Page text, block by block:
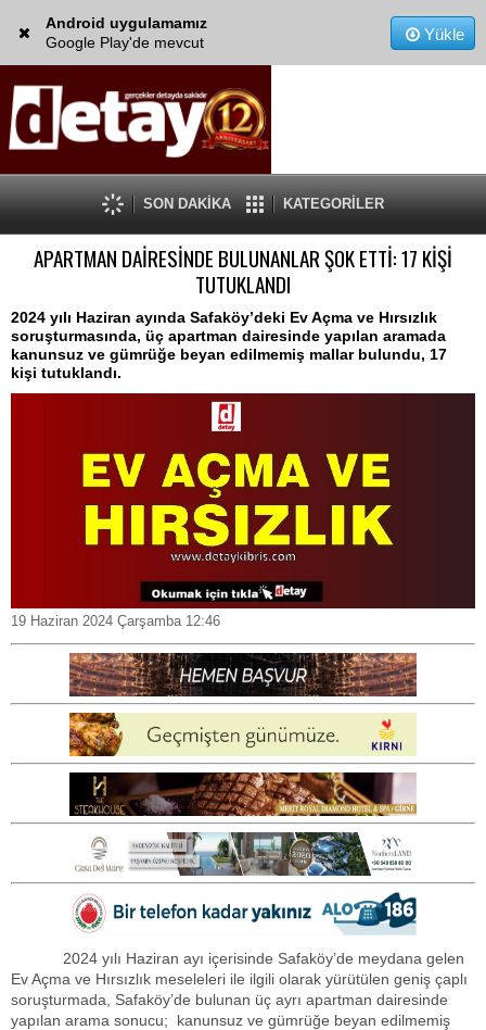
Android uygulamamız
Google Play'de mevcut
Yükle
SON DAKİKA KATEGORİLER
APARTMAN DAİRESİNDE BULUNANLAR ŞOK ETTİ: 17 KİŞİ
TUTUKLANDI
2024 yılı Haziran ayında Safaköy’deki Ev Açma ve Hırsızlık
soruşturmasında, üç apartman dairesinde yapılan aramada
kanunsuz ve gümrüğe beyan edilmemiş mallar bulundu, 17
kişi tutuklandı.
19 Haziran 2024 Çarşamba 12:46
2024 yılı Haziran ayı içerisinde Safaköy’de meydana gelen
Ev Açma ve Hırsızlık meseleleri ile ilgili olarak yürütülen geniş çaplı
soruşturmada, Safaköy’de bulunan üç ayrı apartman dairesinde
yapılan arama sonucu; kanunsuz ve gümrüğe beyan edilmemiş